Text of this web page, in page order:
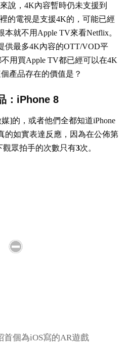
來說，4K內容暫時仍未支援到
的電視是支援4K的，可能已經
就不用Apple TV來看Netflix。
供最多4K內容的OTT/VOD平
用買Apple TV都已經可以在4K
產品存在的價值是？
：iPhone 8
]的，或者他們全都知道iPhone
的如實表達反應，因為在公佈第
觀眾拍手的次數只有3次。
首個為iOS寫的AR遊戲